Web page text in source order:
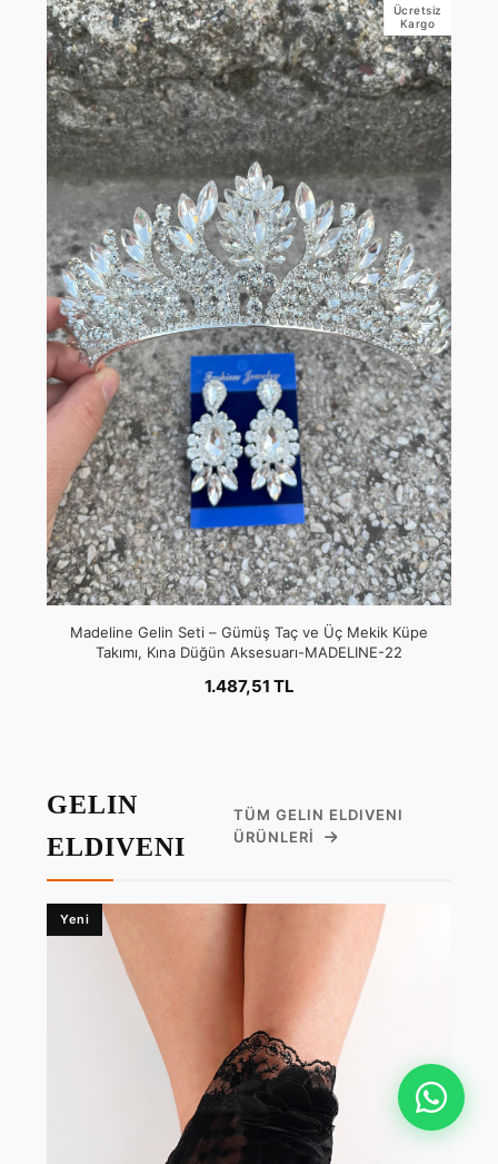
Ücretsiz
Kargo
Madeline Gelin Seti – Gümüş Taç ve Üç Mekik Küpe
Takımı, Kına Düğün Aksesuarı-MADELINE-22
1.487,51 TL
GELIN
ELDIVENI
TÜM GELIN ELDIVENI
ÜRÜNLERI
Yeni